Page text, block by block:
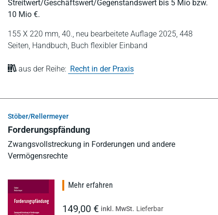
Streitwert/Geschäftswert/Gegenstandswert bis 5 Mio bzw.
10 Mio €.
155 X 220 mm, 40., neu bearbeitete Auflage 2025, 448
Seiten, Handbuch, Buch flexibler Einband
aus der Reihe: Recht in der Praxis
Stöber/Rellermeyer
Forderungspfändung
Zwangsvollstreckung in Forderungen und andere
Vermögensrechte
Mehr erfahren
149,00 € inkl. MwSt. Lieferbar